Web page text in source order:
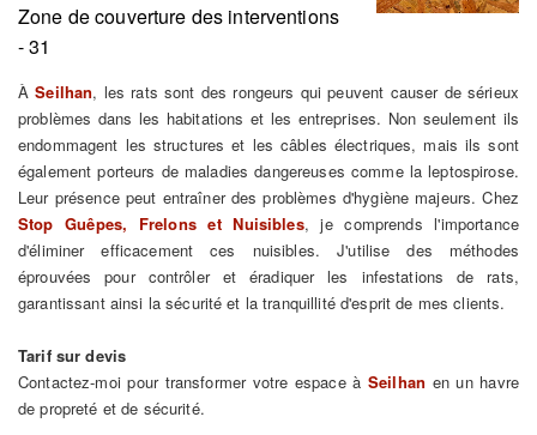
Zone de couverture des interventions
- 31
ÀSeilhan, les rats sont des rongeurs qui peuvent causer de sérieux
problèmes dans les habitations et les entreprises. Non seulement ils
endommagent les structures et les câbles électriques, mais ils sont
également porteurs de maladies dangereuses comme la leptospirose.
Leur présence peut entraîner des problèmes d'hygiène majeurs. Chez
Stop Guêpes, Frelons et Nuisibles, je comprends l'importance
d'éliminer efficacement ces nuisibles. J'utilise des méthodes
éprouvées pour contrôler et éradiquer les infestations de rats,
garantissant ainsi la sécurité et la tranquillité d'esprit de mes clients.
Tarif sur devis
Contactez-moi pour transformer votre espace àSeilhan en un havre
de propreté et de sécurité.